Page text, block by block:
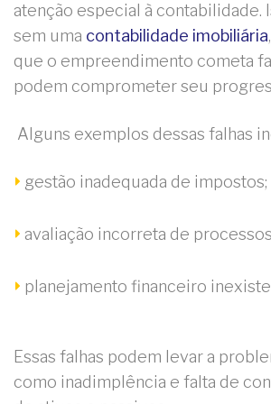
atenção especial à contabilidade.
sem uma contabilidade imobiliária
que o empreendimento cometa
podem comprometer seu
Alguns exemplos dessas falhas
gestão inadequada de impostos;
avaliação incorreta de
planejamento financeiro
Essas falhas podem levar a
como inadimplência e falta de